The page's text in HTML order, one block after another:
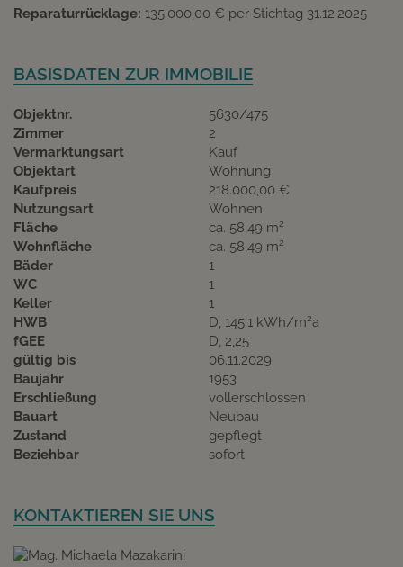
Reparaturrücklage: 135.000,00 € per Stichtag 31.12.2025
BASISDATEN ZUR IMMOBILIE
Objektnr.
5630/475
Zimmer
2
Vermarktungsart
Kauf
Objektart
Wohnung
Kaufpreis
218.000,00 €
Nutzungsart
Wohnen
Fläche
ca. 58,49 m2
Wohnfläche ca. 58,49 m2
Bäder
1
WC
1
Keller
1
HWB
D, 145.1 kWh/m2a
fGEE
D, 2,25
gültig bis
06.11.2029
Baujahr
1953
Erschließung
vollerschlossen
Bauart
Neubau
Zustand
gepflegt
Beziehbar
sofort
KONTAKTIEREN SIE UNS